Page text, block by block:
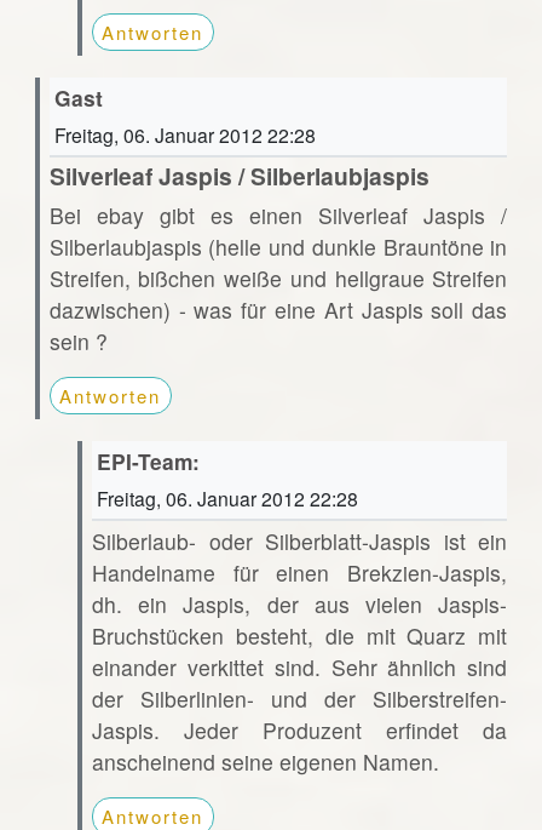
Antworten
Gast
Freitag, 06. Januar 2012 22:28
Silverleaf Jaspis / Silberlaubjaspis
Bei ebay gibt es einen Silverleaf Jaspis /
Silberlaubjaspis (helle und dunkle Brauntöne in
Streifen, bißchen weiße und hellgraue Streifen
dazwischen) - was für eine Art Jaspis soll das
sein ?
Antworten
EPI-Team:
Freitag, 06. Januar 2012 22:28
Silberlaub- oder Silberblatt-Jaspis ist ein
Handelname für einen Brekzien-Jaspis,
dh. ein Jaspis, der aus vielen Jaspis-
Bruchstücken besteht, die mit Quarz mit
einander verkittet sind. Sehr ähnlich sind
der Silberlinien- und der Silberstreifen-
Jaspis. Jeder Produzent erfindet da
anscheinend seine eigenen Namen.
Antworten